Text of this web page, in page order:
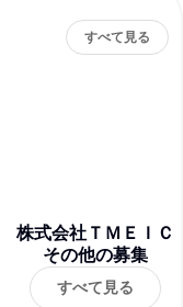
すべて見る
株式会社ＴＭＥＩＣ
その他の募集
すべて見る